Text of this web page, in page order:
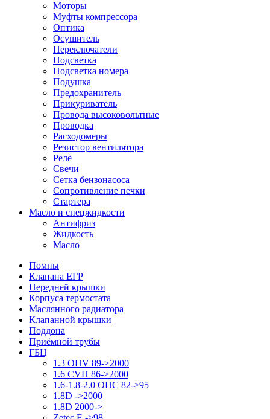
Моторы
Муфты компрессора
Оптика
Осушитель
Переключатели
Подсветка
Подсветка номера
Подушка
Предохранитель
Прикуриватель
Провода высоковольтные
Проводка
Расходомеры
Резистор вентилятора
Реле
Свечи
Сетка бензонасоса
Сопротивление печки
Стартера
Масло и спецжидкости
Антифриз
Жидкость
Масло
Помпы
Клапана ЕГР
Передней крышки
Корпуса термостата
Маслянного радиатора
Клапанной крышки
Поддона
Приёмной трубы
ГБЦ
1.3 OHV 89->2000
1.6 CVH 86->2000
1.6-1.8-2.0 OHC 82->95
1.8D ->2000
1.8D 2000->